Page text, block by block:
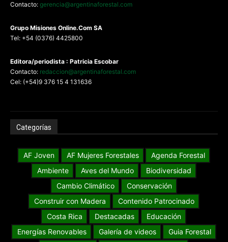
Contacto: gerencia@argentinaforestal.com
Grupo Misiones Online.Com SA
Tel: +54 (0376) 4425800
Editora/periodista : Patricia Escobar
Contacto: redaccion@argentinaforestal.com
Cel: (+54)9 376 15 4 131636
Categorías
AF Joven AF Mujeres Forestales
Agenda Forestal
Ambiente
Aves del Mundo
Biodiversidad
Cambio Climático
Conservación
Construir con Madera
Contenido Patrocinado
Costa Rica
Destacadas
Educación
Energías Renovables
Galería de videos
Guia Forestal